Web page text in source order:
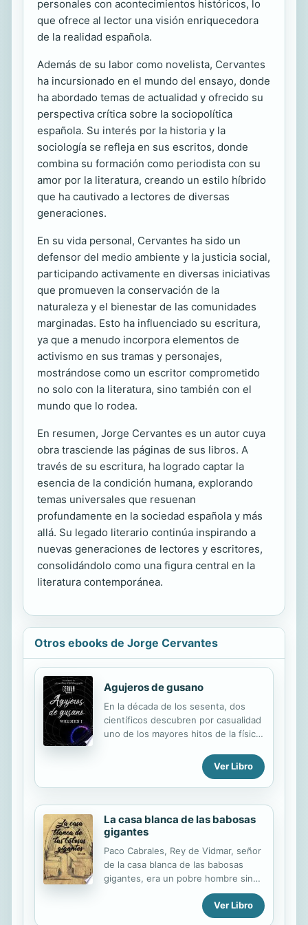
personales con acontecimientos históricos, lo
que ofrece al lector una visión enriquecedora
de la realidad española.
Además de su labor como novelista, Cervantes
ha incursionado en el mundo del ensayo, donde
ha abordado temas de actualidad y ofrecido su
perspectiva crítica sobre la sociopolítica
española. Su interés por la historia y la
sociología se refleja en sus escritos, donde
combina su formación como periodista con su
amor por la literatura, creando un estilo híbrido
que ha cautivado a lectores de diversas
generaciones.
En su vida personal, Cervantes ha sido un
defensor del medio ambiente y la justicia social,
participando activamente en diversas iniciativas
que promueven la conservación de la
naturaleza y el bienestar de las comunidades
marginadas. Esto ha influenciado su escritura,
ya que a menudo incorpora elementos de
activismo en sus tramas y personajes,
mostrándose como un escritor comprometido
no solo con la literatura, sino también con el
mundo que lo rodea.
En resumen, Jorge Cervantes es un autor cuya
obra trasciende las páginas de sus libros. A
través de su escritura, ha logrado captar la
esencia de la condición humana, explorando
temas universales que resuenan
profundamente en la sociedad española y más
allá. Su legado literario continúa inspirando a
nuevas generaciones de lectores y escritores,
consolidándolo como una figura central en la
literatura contemporánea.
Otros ebooks de Jorge Cervantes
Agujeros de gusano
En la década de los sesenta, dos
científicos descubren por casualidad
uno de los mayores hitos de la física
Javier logran confirmar la existencia
de los puentes Einstein-Rosen,
también llamados agujeros de
gusano, combinando sus
investigaciones en un laboratorio
bajo el control del ejército. Por
experimentos dan lugar a un mundo
microscópico, alojado en una placa
de Petri, al que solo se puede llegar
a través de los mencionados
agujeros. Un accidente, hará que el
Ver Libro
La casa blanca de las babosas
gigantes
Paco Cabrales, Rey de Vidmar, señor
de la casa blanca de las babosas
gigantes, era un pobre hombre sin
nada que perder. Vivía recluido en
una casa heredada, con un trabajo
basura y sin nada de lo que sentirse
Ver Libro